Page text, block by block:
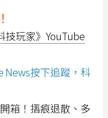
技玩家》YouTube
News按下追蹤，科
箱！摺痕退散、多